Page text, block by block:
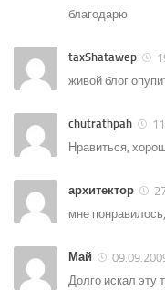
благодарю
taxShatawep
живой блог
chutrathpah
Нравиться,
архитектор
мне
Май
Долго искал эту